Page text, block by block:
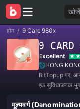
खोजें
होम / 9 Card 980x
9 CARD
Excellent
HONG
BitTopup पर,
एक सुविधाजनक
मूल्यवर्ग